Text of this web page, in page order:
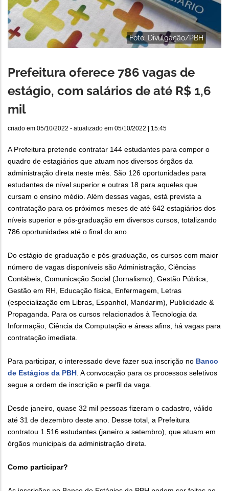
Foto: Divulgação/PBH
Prefeitura oferece 786 vagas de
estágio, com salários de até R$ 1,6
mil
criado em 05/10/2022 - atualizado em 05/10/2022 | 15:45
A Prefeitura pretende contratar 144 estudantes para compor o
quadro de estagiários que atuam nos diversos órgãos da
administração direta neste mês. São 126 oportunidades para
estudantes de nível superior e outras 18 para aqueles que
cursam o ensino médio. Além dessas vagas, está prevista a
contratação para os próximos meses de até 642 estagiários dos
níveis superior e pós-graduação em diversos cursos, totalizando
786 oportunidades até o final do ano.
Do estágio de graduação e pós-graduação, os cursos com maior
número de vagas disponíveis são Administração, Ciências
Contábeis, Comunicação Social (Jornalismo), Gestão Pública,
Gestão em RH, Educação física, Enfermagem, Letras
(especialização em Libras, Espanhol, Mandarim), Publicidade &
Propaganda. Para os cursos relacionados à Tecnologia da
Informação, Ciência da Computação e áreas afins, há vagas para
contratação imediata.
Para participar, o interessado deve fazer sua inscrição no Banco
de Estágios da PBH. A convocação para os processos seletivos
segue a ordem de inscrição e perfil da vaga.
Desde janeiro, quase 32 mil pessoas fizeram o cadastro, válido
até 31 de dezembro deste ano. Desse total, a Prefeitura
contratou 1.516 estudantes (janeiro a setembro), que atuam em
órgãos municipais da administração direta.
Como participar?